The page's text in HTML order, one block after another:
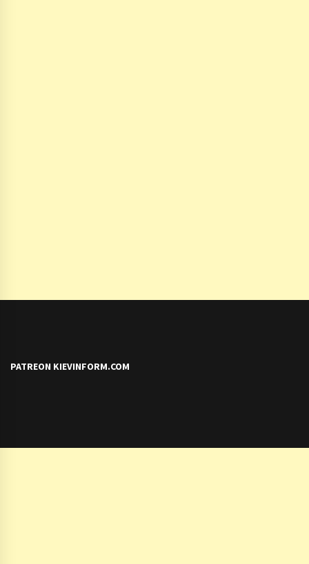
PATREON KIEVINFORM.COM